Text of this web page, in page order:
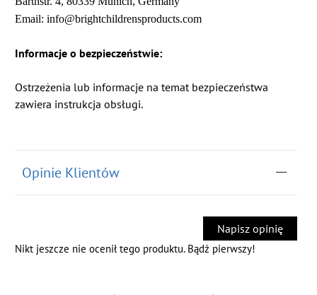
Email: info@brightchildrensproducts.com
Informacje o bezpieczeństwie:
Ostrzeżenia lub informacje na temat bezpieczeństwa
zawiera instrukcja obsługi.
Opinie Klientów
Napisz opinię
Nikt jeszcze nie ocenił tego produktu. Bądź pierwszy!